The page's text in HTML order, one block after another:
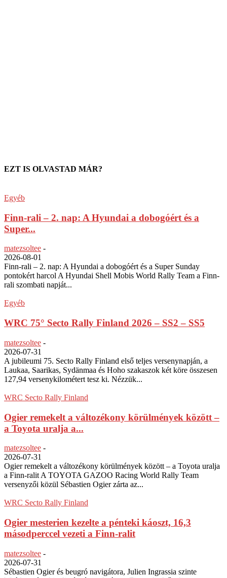
EZT IS OLVASTAD MÁR?
Egyéb
Finn-rali – 2. nap: A Hyundai a dobogóért és a
Super...
matezsoltee -
2026-08-01
Finn-rali – 2. nap: A Hyundai a dobogóért és a Super Sunday
pontokért harcol A Hyundai Shell Mobis World Rally Team a Finn-
rali szombati napját...
Egyéb
WRC 75° Secto Rally Finland 2026 – SS2 – SS5
matezsoltee -
2026-07-31
A jubileumi 75. Secto Rally Finland első teljes versenynapján, a
Laukaa, Saarikas, Sydänmaa és Hoho szakaszok két köre összesen
127,94 versenykilométert tesz ki. Nézzük...
WRC Secto Rally Finland
Ogier remekelt a változékony körülmények között –
a Toyota uralja a...
matezsoltee -
2026-07-31
Ogier remekelt a változékony körülmények között – a Toyota uralja
a Finn-ralit A TOYOTA GAZOO Racing World Rally Team
versenyzői közül Sébastien Ogier zárta az...
WRC Secto Rally Finland
Ogier mesterien kezelte a pénteki káoszt, 16,3
másodperccel vezeti a Finn-ralit
matezsoltee -
2026-07-31
Sébastien Ogier és beugró navigátora, Julien Ingrassia szinte